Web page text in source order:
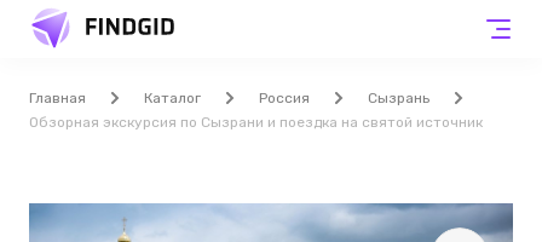
Главная Каталог Россия
Сызрань
Обзорная экскурсия по Сызрани и поездка на святой источник